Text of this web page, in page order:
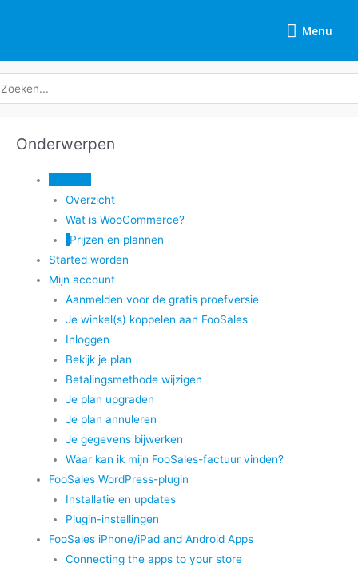
Menu
Menu
Onderwerpen
Overzicht
Wat is WooCommerce?
Prijzen en plannen
Started worden
Mijn account
Aanmelden voor de gratis proefversie
Je winkel(s) koppelen aan FooSales
Inloggen
Bekijk je plan
Betalingsmethode wijzigen
Je plan upgraden
Je plan annuleren
Je gegevens bijwerken
Waar kan ik mijn FooSales-factuur vinden?
FooSales WordPress-plugin
Installatie en updates
Plugin-instellingen
FooSales iPhone/iPad and Android Apps
Connecting the apps to your store
Tags